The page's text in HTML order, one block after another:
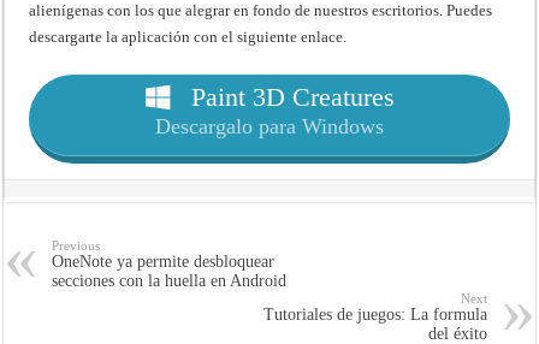
alienígenas con los que alegrar en fondo de nuestros escritorios. Puedes
descargarte la aplicación con el siguiente enlace.
Paint 3D Creatures
Descargalo para Windows
Previous
OneNote ya permite desbloquear
secciones con la huella en Android
Next
Tutoriales de juegos: La formula
del éxito